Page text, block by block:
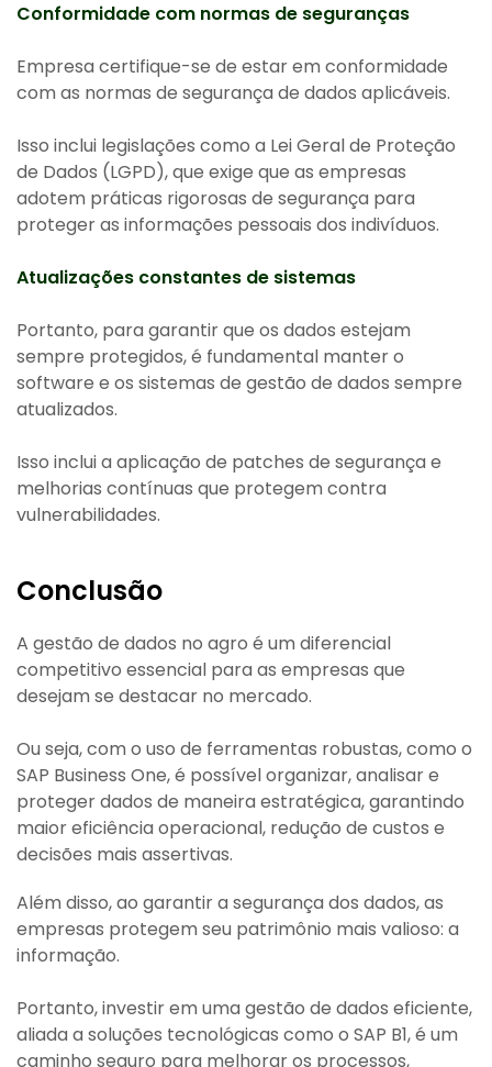
Conformidade com normas de seguranças
Empresa certifique-se de estar em conformidade
com as normas de segurança de dados aplicáveis.
Isso inclui legislações como a Lei Geral de Proteção
de Dados (LGPD), que exige que as empresas
adotem práticas rigorosas de segurança para
proteger as informações pessoais dos indivíduos.
Atualizações constantes de sistemas
Portanto, para garantir que os dados estejam
sempre protegidos, é fundamental manter o
software e os sistemas de gestão de dados sempre
atualizados.
Isso inclui a aplicação de patches de segurança e
melhorias contínuas que protegem contra
vulnerabilidades.
Conclusão
A gestão de dados no agro é um diferencial
competitivo essencial para as empresas que
desejam se destacar no mercado.
Ou seja, com o uso de ferramentas robustas, como o
SAP Business One, é possível organizar, analisar e
proteger dados de maneira estratégica, garantindo
maior eficiência operacional, redução de custos e
decisões mais assertivas.
Além disso, ao garantir a segurança dos dados, as
empresas protegem seu patrimônio mais valioso: a
informação.
Portanto, investir em uma gestão de dados eficiente,
aliada a soluções tecnológicas como o SAP B1, é um
caminho seguro para melhorar os processos,